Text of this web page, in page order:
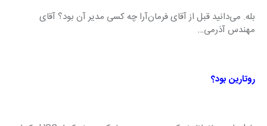
بله. می‌دانید قبل از آقای فرمان‌آرا چه کسی مدیر آن بود؟ آقای
مهندس آذرمی…
روتارین بود؟